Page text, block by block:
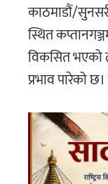
काठमाडौं/
स्थित
विकसित भएको
प्रभाव पारेको